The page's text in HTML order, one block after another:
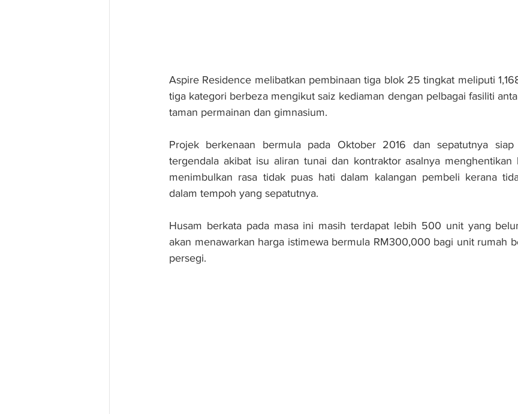
Aspire Residence melibatkan pembinaan tiga blok 25 tingkat meliputi
tiga kategori berbeza mengikut saiz kediaman dengan pelbagai fasiliti
taman permainan dan gimnasium.
Projek berkenaan bermula pada Oktober 2016 dan sepatutnya
tergendala akibat isu aliran tunai dan kontraktor asalnya menghentikan
menimbulkan rasa tidak puas hati dalam kalangan pembeli kerana
dalam tempoh yang sepatutnya.
Husam berkata pada masa ini masih terdapat lebih 500 unit yang
akan menawarkan harga istimewa bermula RM300,000 bagi unit rumah
persegi.